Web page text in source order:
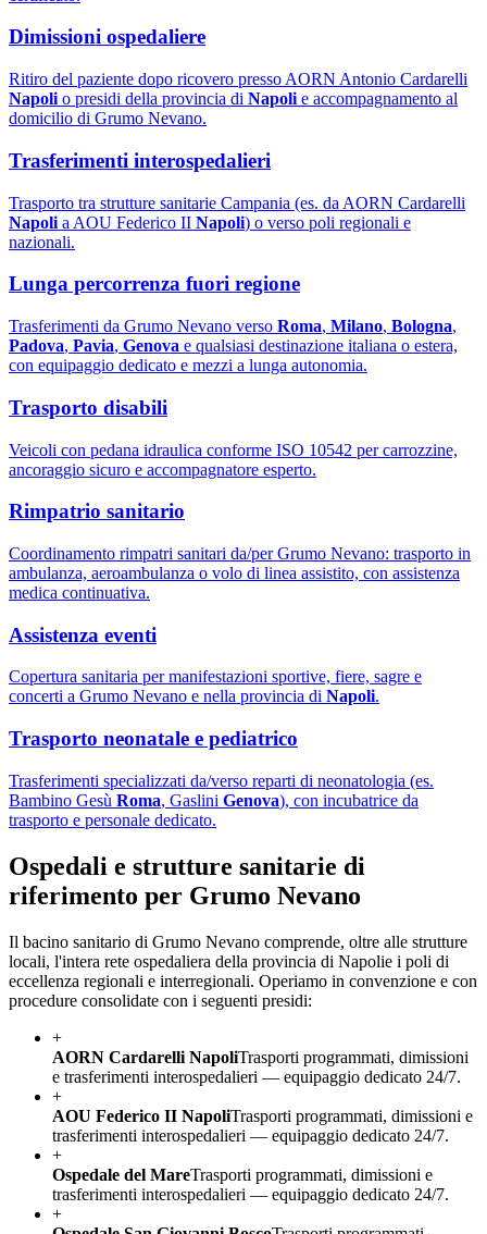
Dimissioni ospedaliere
Ritiro del paziente dopo ricovero presso AORN Antonio Cardarelli
Napoli o presidi della provincia di Napoli e accompagnamento al
domicilio di Grumo Nevano.
Trasferimenti interospedalieri
Trasporto tra strutture sanitarie Campania (es. da AORN Cardarelli
Napoli a AOU Federico II Napoli) o verso poli regionali e
nazionali.
Lunga percorrenza fuori regione
Trasferimenti da Grumo Nevano verso Roma, Milano, Bologna,
Padova, Pavia, Genova e qualsiasi destinazione italiana o estera,
con equipaggio dedicato e mezzi a lunga autonomia.
Trasporto disabili
Veicoli con pedana idraulica conforme ISO 10542 per carrozzine,
ancoraggio sicuro e accompagnatore esperto.
Rimpatrio sanitario
Coordinamento rimpatri sanitari da/per Grumo Nevano: trasporto in
ambulanza, aeroambulanza o volo di linea assistito, con assistenza
medica continuativa.
Assistenza eventi
Copertura sanitaria per manifestazioni sportive, fiere, sagre e
concerti a Grumo Nevano e nella provincia di Napoli.
Trasporto neonatale e pediatrico
Trasferimenti specializzati da/verso reparti di neonatologia (es.
Bambino Gesù Roma, Gaslini Genova), con incubatrice da
trasporto e personale dedicato.
Ospedali e strutture sanitarie di
riferimento per Grumo Nevano
Il bacino sanitario di Grumo Nevano comprende, oltre alle strutture
locali, l'intera rete ospedaliera della provincia di Napolie i poli di
eccellenza regionali e interregionali. Operiamo in convenzione e con
procedure consolidate con i seguenti presidi:
+
AORN Cardarelli NapoliTrasporti programmati, dimissioni
e trasferimenti interospedalieri — equipaggio dedicato 24/7.
+
AOU Federico II NapoliTrasporti programmati, dimissioni e
trasferimenti interospedalieri — equipaggio dedicato 24/7.
+
Ospedale del MareTrasporti programmati, dimissioni e
trasferimenti interospedalieri — equipaggio dedicato 24/7.
+